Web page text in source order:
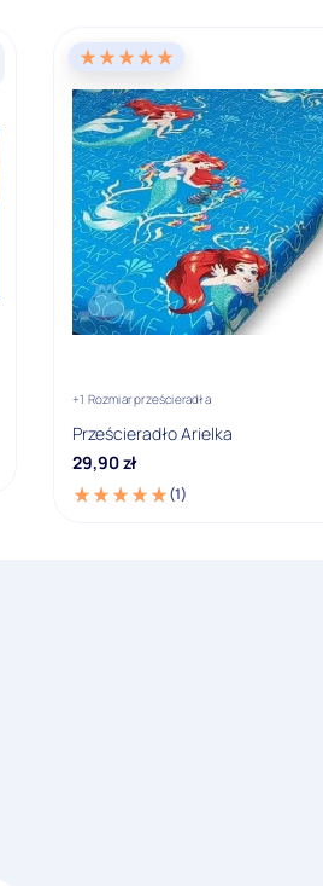
+1 Rozmiar prześcieradła
Prześcieradło Arielka
29,90zł
(1)